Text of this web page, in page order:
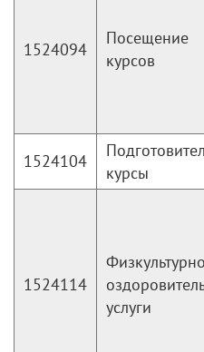
1524094
Посещение
курсов
1524104
курсы
1524114
услуги